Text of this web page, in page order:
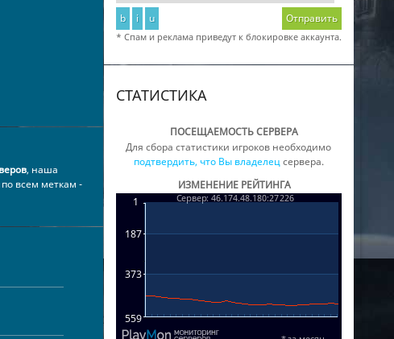
, наша
всем меткам -
b i u Отправить
* Спам и реклама приведут к блокировке аккаунта.
СТАТИСТИКА
ПОСЕЩАЕМОСТЬ СЕРВЕРА
Для сбора статистики игроков необходимо
подтвердить, что Вы владелецсервера.
ИЗМЕНЕНИЕ РЕЙТИНГА